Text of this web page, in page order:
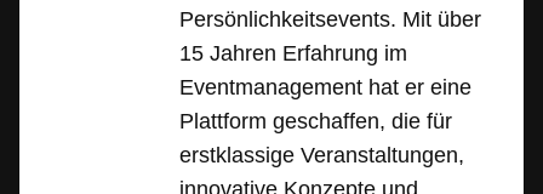
Persönlichkeitsevents. Mit über
15 Jahren Erfahrung im
Eventmanagement hat er eine
Plattform geschaffen, die für
erstklassige Veranstaltungen,